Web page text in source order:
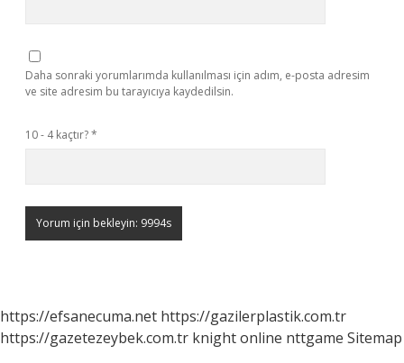
Daha sonraki yorumlarımda kullanılması için adım, e-posta adresim
ve site adresim bu tarayıcıya kaydedilsin.
10 - 4 kaçtır?*
https://efsanecuma.net https://gazilerplastik.com.tr
https://gazetezeybek.com.tr knight online nttgame Sitemap